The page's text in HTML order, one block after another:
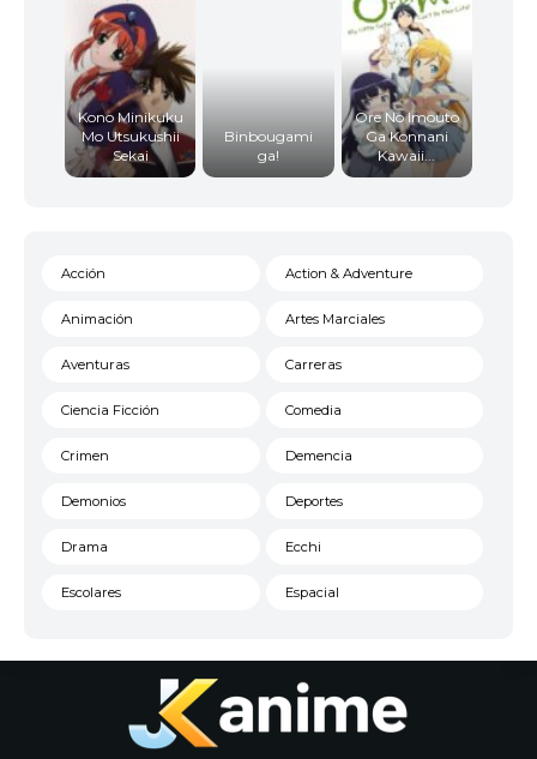
Kono Minikuku
Mo Utsukushii
Sekai
Binbougami
ga!
Ore No Imouto
Ga Konnani
Kawaii...
Acción Action & Adventure
Animación Artes Marciales
Aventuras Carreras
Ciencia Ficción Comedia
Crimen Demencia
Demonios Deportes
Drama Ecchi
Escolares Espacial
Historico
Josei